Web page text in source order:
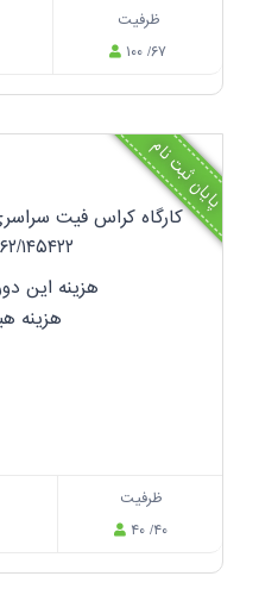
ظرفیت
۱۰۰ /۶۷
پایان ثبت نام
هزینه این دوره:
هزینه
ظرفیت
۴۰ /۴۰